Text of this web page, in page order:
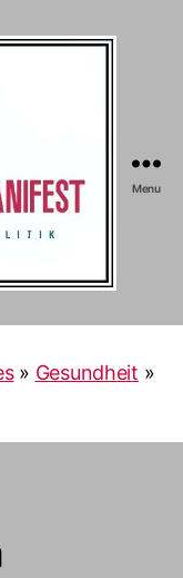
Menu
» Gesundheit »